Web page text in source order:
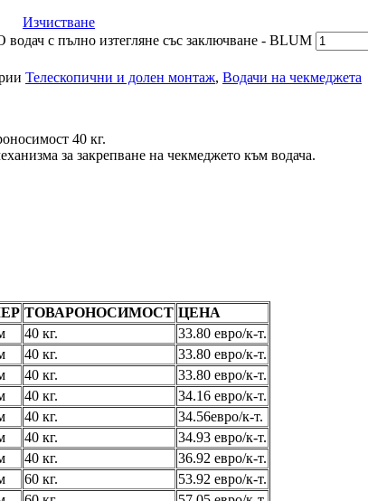
Изчистване
водач с пълно изтегляне със заключване - BLUM
Телескопични и долен монтаж, Водачи на чекмеджета
40 кг.
за закрепване на чекмеджето към водача.
ТОВАРОНОСИМОСТ ЦЕНА
40 кг.
33.80 евро/к-т.
40 кг.
33.80 евро/к-т.
40 кг.
33.80 евро/к-т.
40 кг.
34.16 евро/к-т.
40 кг.
34.56евро/к-т.
40 кг.
34.93 евро/к-т.
40 кг.
36.92 евро/к-т.
60 кг.
53.92 евро/к-т.